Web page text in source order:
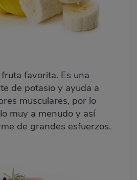
favorita. Es una
de potasio y ayuda a
musculares, por lo
muy a menudo y así
de grandes esfuerzos.